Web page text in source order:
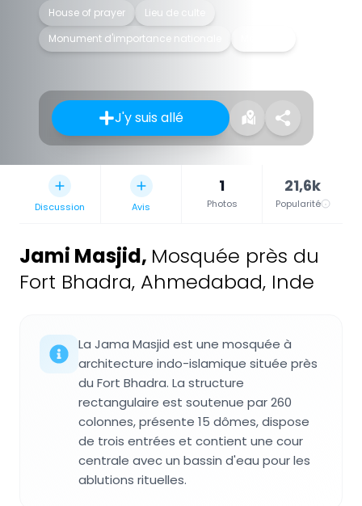
House of prayer
Lieu de culte
Monument d'importance nationale
J'y suis allé
Discussion Avis
1
Photos
21,6k
Popularité
Jami Masjid, Mosquée près du
Fort Bhadra, Ahmedabad, Inde
La Jama Masjid est une mosquée à
architecture indo-islamique située près
du Fort Bhadra. La structure
rectangulaire est soutenue par 260
colonnes, présente 15 dômes, dispose
de trois entrées et contient une cour
centrale avec un bassin d'eau pour les
ablutions rituelles.